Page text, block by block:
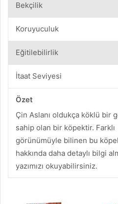
Bekçilik
Koruyuculuk
Eğitilebilirlik
İtaat Seviyesi
Özet
Çin Aslanı oldukça köklü bir
sahip olan bir köpektir. Farklı
görünümüyle bilinen bu
hakkında daha detaylı bilgi
yazımızı okuyabilirsiniz.